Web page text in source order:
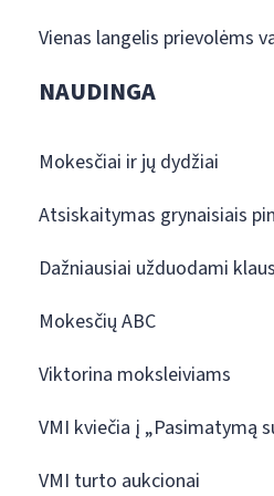
Vienas langelis prievolėms
NAUDINGA
Mokesčiai ir jų dydžiai
Atsiskaitymas grynaisiais
Dažniausiai užduodami
Mokesčių ABC
Viktorina moksleiviams
VMI kviečia į „Pasimatymą
VMI turto aukcionai